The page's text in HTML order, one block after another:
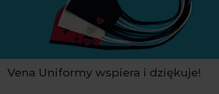
49. edycja w Krakowie
VIDEO
PODCAST
O NAS
Vena Uniformy wspiera i dziękuje!